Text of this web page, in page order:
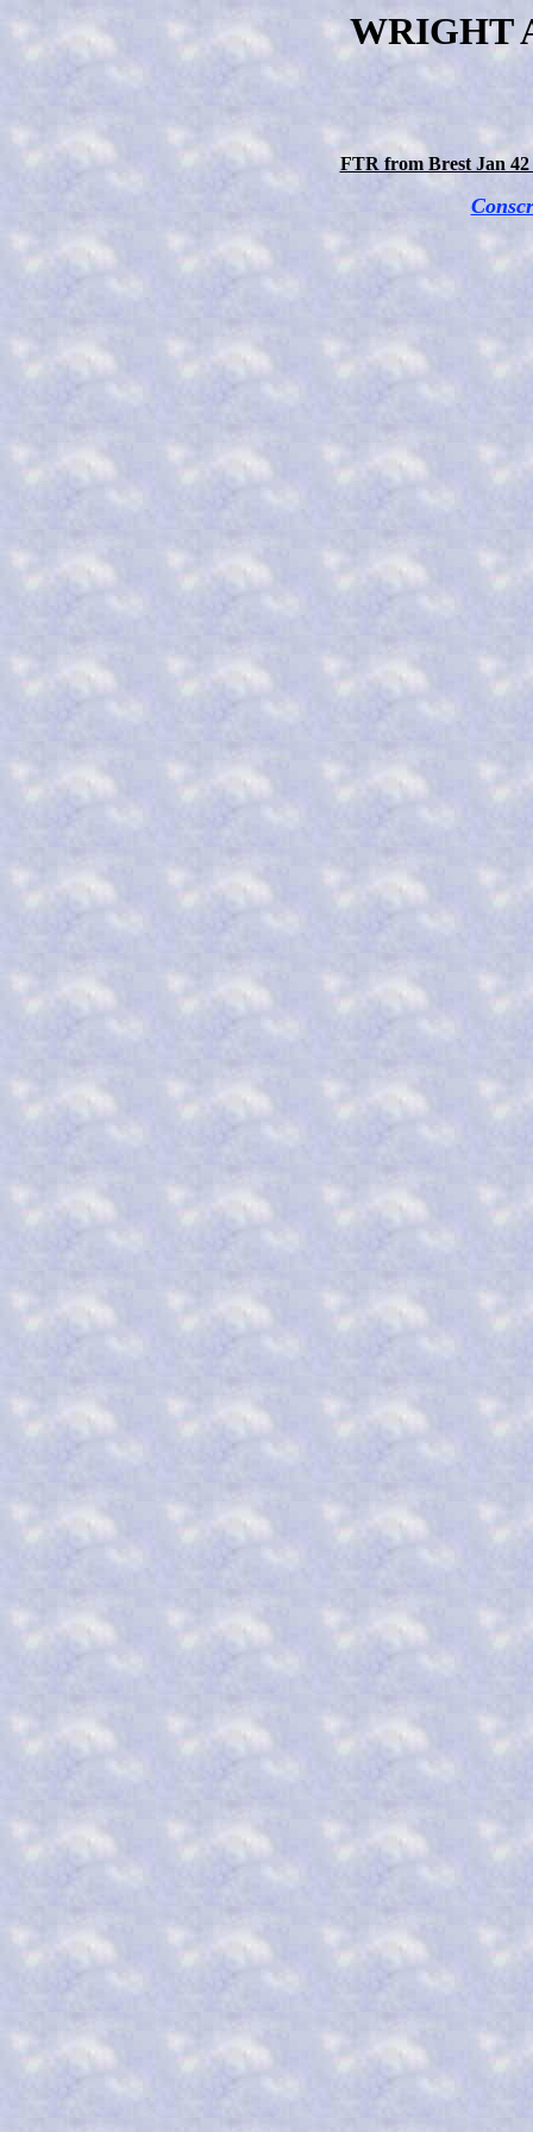
WRIGHT
FTR from Brest Jan 42